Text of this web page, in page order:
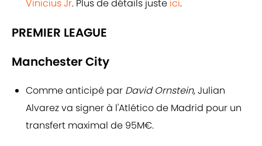
Vinicius Jr. Plus de détails juste ici.
PREMIER LEAGUE
Manchester City
Comme anticipé par David Ornstein, Julian
Alvarez va signer à l'Atlético de Madrid pour un
transfert maximal de 95M€.